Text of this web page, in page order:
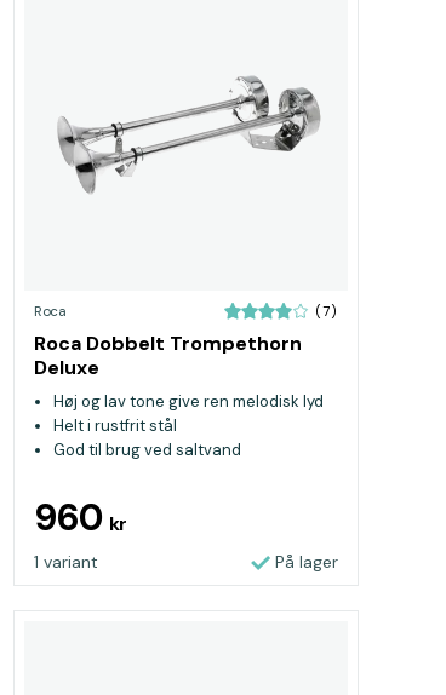
Roca (7)
Roca Dobbelt Trompethorn
Deluxe
Høj og lav tone give ren melodisk lyd
Helt i rustfrit stål
God til brug ved saltvand
960 kr
1 variant På lager